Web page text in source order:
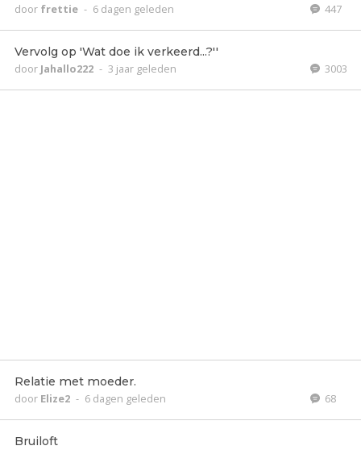
door frettie - 6 dagen geleden 447
Vervolg op 'Wat doe ik verkeerd...?''
door Jahallo222 - 3 jaar geleden 3003
Relatie met moeder.
door Elize2 - 6 dagen geleden 68
Bruiloft